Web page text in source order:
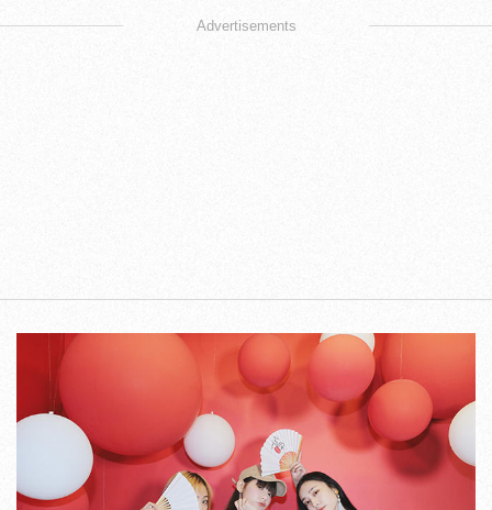
Advertisements